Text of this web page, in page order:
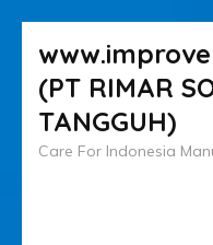
ke
konten
(Tekan
Enter)
(PT RIMAR
TANGGUH)
Care For Indonesia